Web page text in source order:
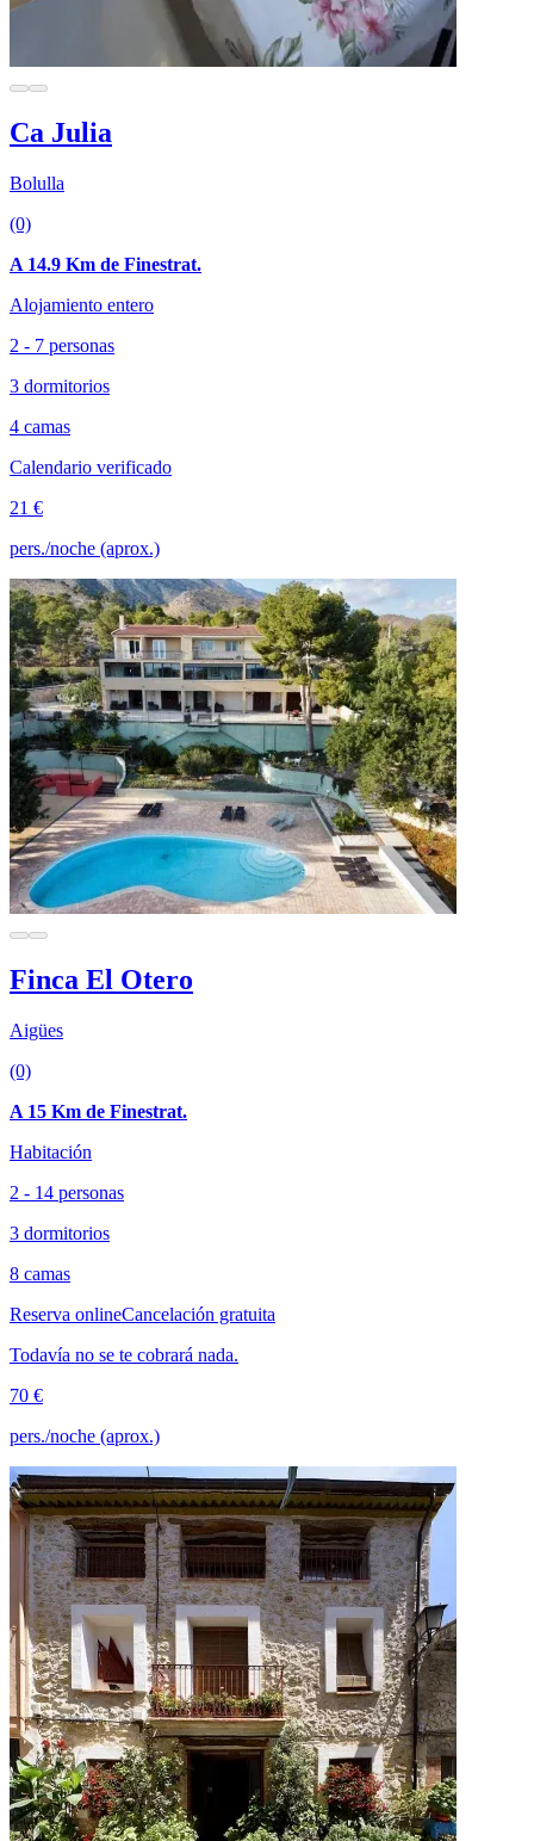
Ca Julia
Bolulla
(0)
A 14.9 Km de Finestrat.
Alojamiento entero
2 - 7 personas
3 dormitorios
4 camas
Calendario verificado
21 €
pers./noche (aprox.)
Finca El Otero
Aigües
(0)
A 15 Km de Finestrat.
Habitación
2 - 14 personas
3 dormitorios
8 camas
Reserva onlineCancelación gratuita
Todavía no se te cobrará nada.
70 €
pers./noche (aprox.)